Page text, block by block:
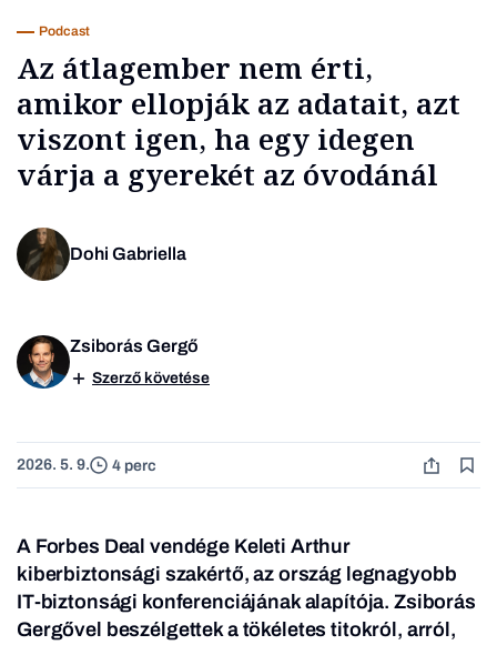
Podcast
Az átlagember nem érti,
amikor ellopják az adatait, azt
viszont igen, ha egy idegen
várja a gyerekét az óvodánál
Dohi Gabriella
Zsiborás Gergő
Szerző követése
2026. 5. 9. 4 perc
A Forbes Deal vendége Keleti Arthur
kiberbiztonsági szakértő, az ország legnagyobb
IT-biztonsági konferenciájának alapítója. Zsiborás
Gergővel beszélgettek a tökéletes titokról, arról,